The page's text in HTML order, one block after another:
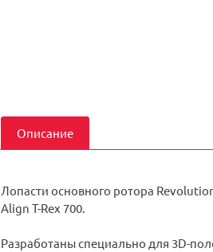
Описание
Лопасти основного ротора
Align T-Rex 700.
Разработаны специально для 3D-